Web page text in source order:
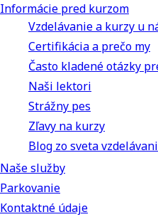
Informácie pred kurzom
Vzdelávanie a kurzy u
Certifikácia a prečo my
Často kladené otázky
Naši lektori
Strážny pes
Zľavy na kurzy
Blog zo sveta
Naše služby
Parkovanie
Kontaktné údaje